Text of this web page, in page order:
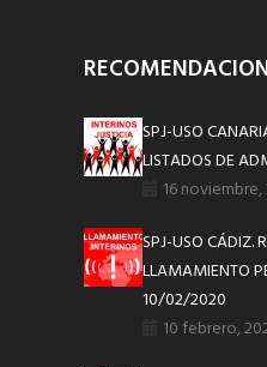
SPJ-USO
LISTADOS DE
16 noviembre,
SPJ-USO CÁDIZ.
LLAMAMIENTO
10/02/2020
10 febrero,